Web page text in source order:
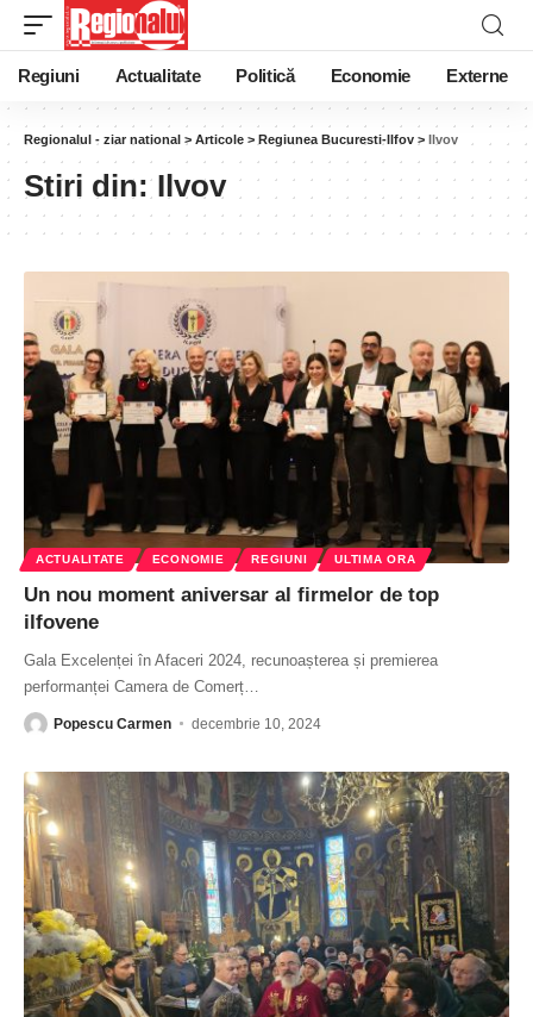
Regiuni Actualitate Politică Economie Externe
Regionalul - ziar national > Articole > Regiunea Bucuresti-Ilfov > Ilvov
Stiri din:Ilvov
ACTUALITATE ECONOMIE REGIUNI ULTIMA ORA
Un nou moment aniversar al firmelor de top
ilfovene
Gala Excelenței în Afaceri 2024, recunoașterea și premierea
performanței Camera de Comerț
Popescu Carmen decembrie 10, 2024